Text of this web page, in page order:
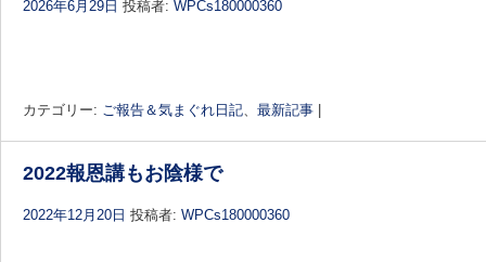
2026年6月29日 投稿者: WPCs180000360
カテゴリー: ご報告＆気まぐれ日記、 最新記事
2022報恩講もお陰様で
2022年12月20日 投稿者: WPCs180000360